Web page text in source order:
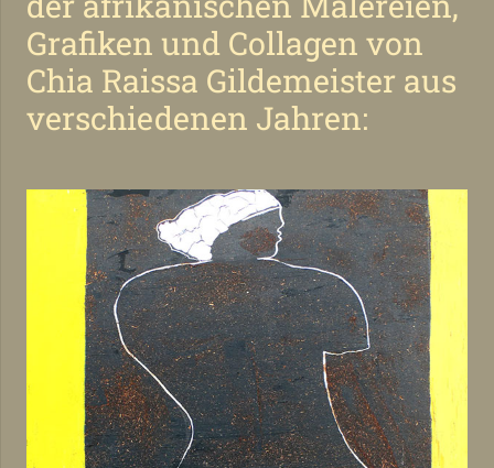
Grafiken und Collagen von
Chia Raissa Gildemeister aus
verschiedenen Jahren: